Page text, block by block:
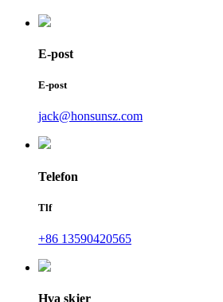
E-post
E-post
jack@honsunsz.com
Telefon
Tlf
+86 13590420565
Hva skjer